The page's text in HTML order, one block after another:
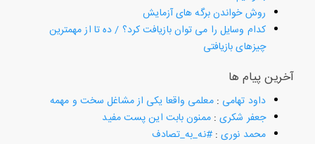
روش خواندن برگه های آزمایش
کدام وسایل را می توان بازیافت کرد؟ / ده تا از مهمترین
چیزهای بازیافتی
آخرین پیام ها
داود تهامی:معلمی واقعا یکی از مشاغل سخت و مهمه
جعفر شکری:ممنون بابت این پست مفید
محمد نوری:#نه_به_تصادف